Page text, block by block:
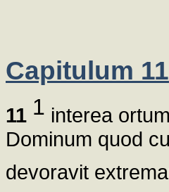
Capitulum 11
11 1 interea
Dominum quod
devoravit